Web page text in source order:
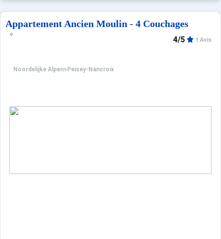
Appartement Ancien Moulin - 4 Couchages
Noordelijke Alpen> Peisey-Nancroix
4/5 1 Avis